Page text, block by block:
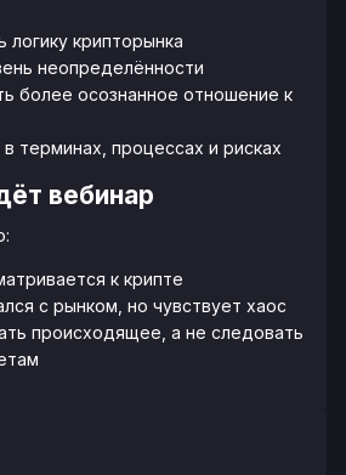
логику крипторынка
неопределённости
более осознанное отношение к
терминах, процессах и рисках
вебинар
к крипте
с рынком, но чувствует хаос
происходящее, а не следовать